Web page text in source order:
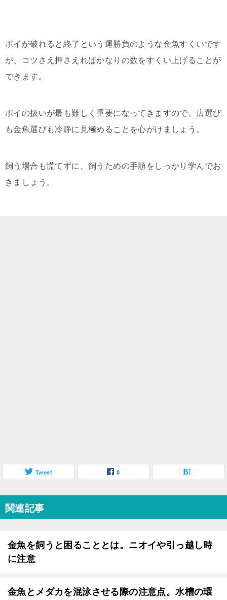
ポイが破れると終了という運勝負のような金魚すくいです
が、コツさえ押さえればかなりの数をすくい上げることが
できます。
ポイの扱いが最も難しく重要になってきますので、店選び
も金魚選びも冷静に見極めることを心がけましょう。
飼う場合も慌てずに、飼うための手順をしっかり学んでお
きましょう。
Tweet 0
関連記事
金魚を飼うと困ることとは。ニオイや引っ越し時
に注意
金魚とメダカを混泳させる際の注意点。水槽の環